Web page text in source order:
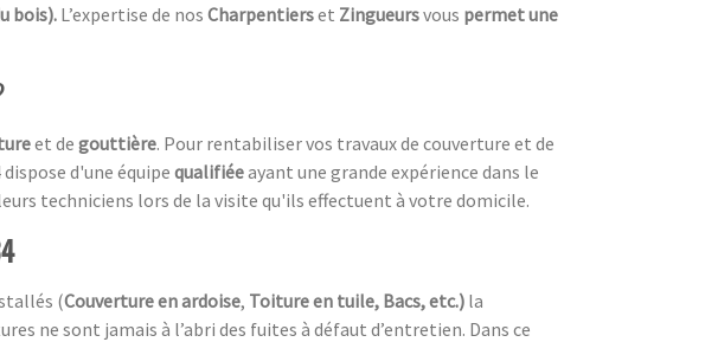
bois).L’expertise de nos Charpentierset Zingueursvous permet une
et de gouttière. Pour rentabiliser vos travaux de couverture et de
d'une équipe qualifiéeayant une grande expérience dans le
techniciens lors de la visite qu'ils effectuent à votre domicile.
(Couverture en ardoise, Toiture en tuile, Bacs, etc.) la
ne sont jamais à l’abri des fuites à défaut d’entretien. Dans ce